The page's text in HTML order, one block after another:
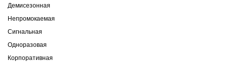
Демисезонная
Непромокаемая
Сигнальная
Одноразовая
Корпоративная